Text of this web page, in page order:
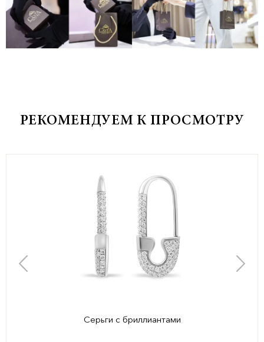
РЕКОМЕНДУЕМ К ПРОСМОТРУ
Серьги с бриллиантами